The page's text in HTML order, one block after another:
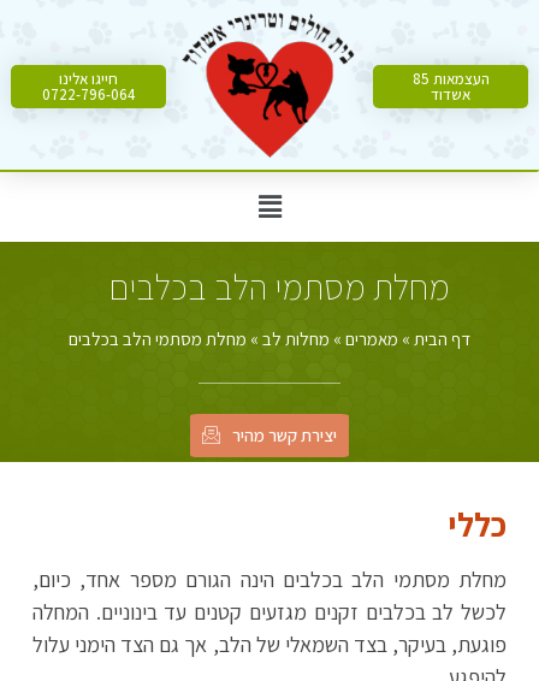
העצמאות 85
אשדוד
חייגו אלינו
0722-796-064
מחלת מסתמי הלב בכלבים
דף הבית » מאמרים » מחלות לב » מחלת מסתמי הלב בכלבים
יצירת קשר מהיר
כללי
מחלת מסתמי הלב בכלבים הינה הגורם מספר אחד, כיום,
לכשל לב בכלבים זקנים מגזעים קטנים עד בינוניים. המחלה
פוגעת, בעיקר, בצד השמאלי של הלב, אך גם הצד הימני עלול